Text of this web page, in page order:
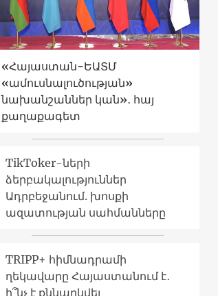
«Հայաստան-ԵԱՏՄ
«ամուսնալուծության»
նախանշաններ կան»․ հայ
քաղաքագետ
TikToker-ների
ձերբակալություններ
Ադրբեջանում. խոսքի
ազատության սահմանները
TRIPP+ հիմնադրամի
ղեկավարը Հայաստանում է․
ի՞նչ է քննարկվել